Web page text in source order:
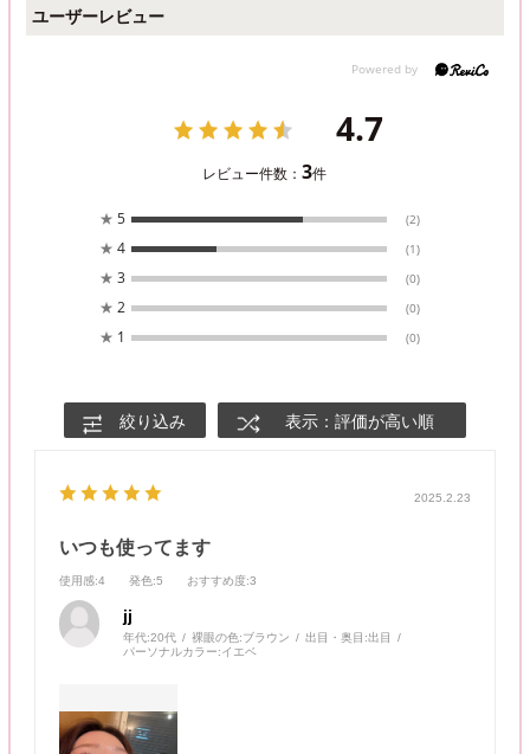
ユーザーレビュー
4.7
レビュー件数：3件
★ 5 (2)
★ 4 (1)
★ 3 (0)
★ 2 (0)
★ 1 (0)
絞り込み 表示：評価が高い順
2025.2.23
いつも使ってます
使用感:4 発色:5 おすすめ度:3
jj
年代:20代 裸眼の色:ブラウン 出目・奥目:出目
パーソナルカラー:イエベ